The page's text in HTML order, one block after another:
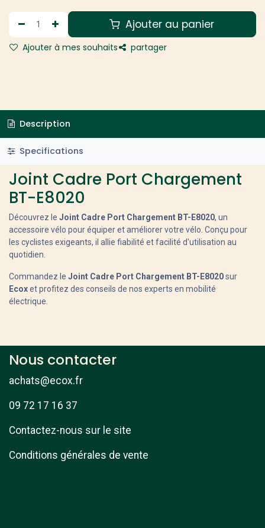
Ajouter au panier
Ajouter à mes souhaits partager
Description
Specifications
Joint Cadre Port Chargement
BT-E8020
Découvrez le Joint Cadre Port Chargement BT-E8020, un
accessoire vélo pour équiper et améliorer votre vélo. Conçu pour
les cyclistes exigeants, il allie fiabilité et facilité d'utilisation au
quotidien.
Commandez le Joint Cadre Port Chargement BT-E8020sur
Ecoxet profitez des conseils de nos experts en mobilité
électrique.
Nous contacter
achats@ecox.fr
09 72 17 16 37
Contactez-nous sur le site
Conditions générales de vente